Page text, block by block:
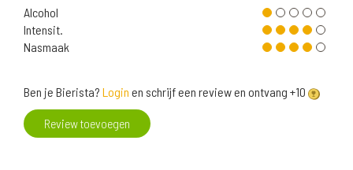
Alcohol
Intensit.
Nasmaak
Ben je Bierista? Login en schrijf een review en ontvang +10
Review toevoegen